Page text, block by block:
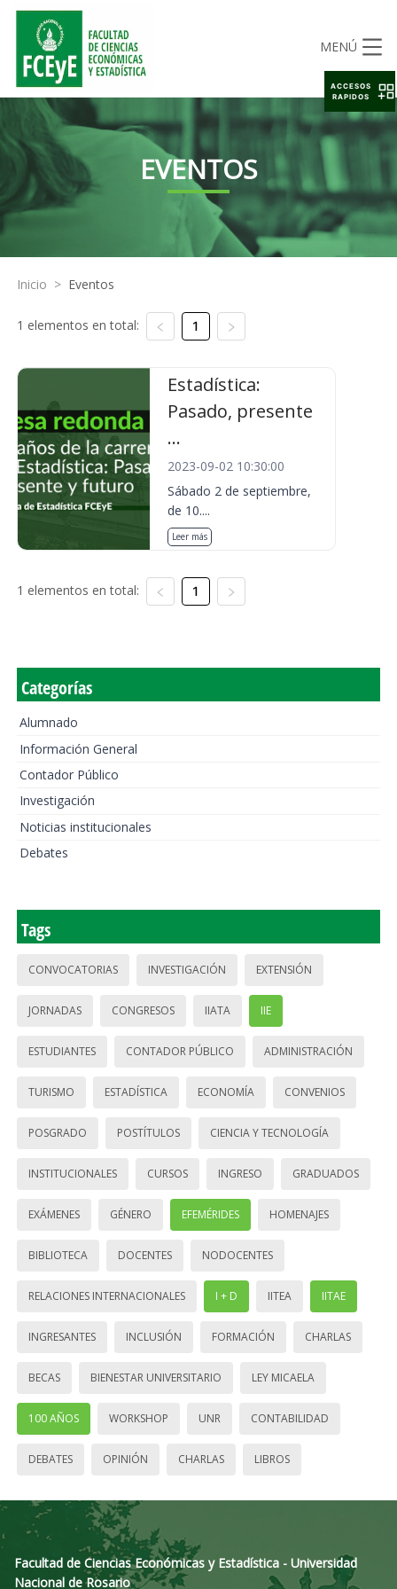
MENÚ
EVENTOS
Inicio > Eventos
1 elementos en total: 1
Estadística:
Pasado, presente
...
2023-09-02 10:30:00
Sábado 2 de septiembre,
de 10....
Leer más
1 elementos en total: 1
Categorías
Alumnado
Información General
Contador Público
Investigación
Noticias institucionales
Debates
Tags
CONVOCATORIAS INVESTIGACIÓN EXTENSIÓN
JORNADAS CONGRESOS IIATA IIE
ESTUDIANTES CONTADOR PÚBLICO ADMINISTRACIÓN
TURISMO ESTADÍSTICA ECONOMÍA CONVENIOS
POSGRADO POSTÍTULOS CIENCIA Y TECNOLOGÍA
INSTITUCIONALES CURSOS INGRESO GRADUADOS
EXÁMENES GÉNERO EFEMÉRIDES HOMENAJES
BIBLIOTECA DOCENTES NODOCENTES
RELACIONES INTERNACIONALES I + D IITEA IITAE
INGRESANTES INCLUSIÓN FORMACIÓN CHARLAS
BECAS BIENESTAR UNIVERSITARIO LEY MICAELA
100 AÑOS WORKSHOP UNR CONTABILIDAD
DEBATES OPINIÓN CHARLAS LIBROS
Facultad de Ciencias Económicas y Estadística - Universidad
Nacional de Rosario
ACCESOS
RAPIDOS